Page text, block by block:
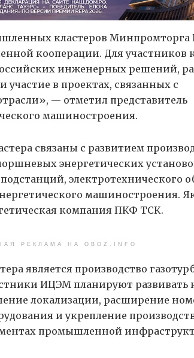
кластеров Минпромторга
кооперации. Для участников
инженерных решений,
в проектах, связанных с
— отметил представитель
машиностроения.
связаны с развитием
энергетических
электротехнического
машиностроения.
компания ПКФ ТСК.
РЕКЛАМА НА OBOZ.INFO
является производство
ИЦЭМ планируют развивать
локализации, расширение
и укрепление
промышленной